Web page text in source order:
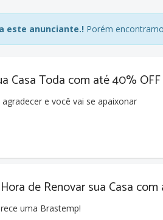
este anunciante.! Porém
Casa Toda com até 40% OFF
agradecer e você vai se apaixonar
de Renovar sua Casa
uma Brastemp!